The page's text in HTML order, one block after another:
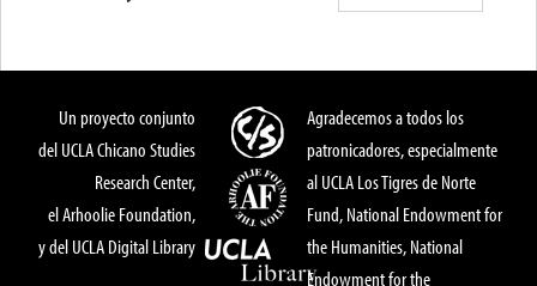
Un proyecto conjunto
del UCLA Chicano Studies
Research Center,
el Arhoolie Foundation,
y del UCLA Digital Library
Agradecemos a todos los
patronicadores, especialmente
al UCLA Los Tigres de Norte
Fund, National Endowment for
the Humanities, National
Endowment for the